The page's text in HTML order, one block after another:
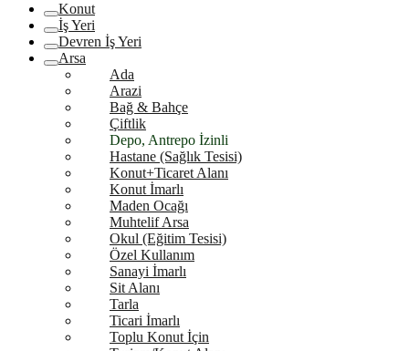
Konut
İş Yeri
Devren İş Yeri
Arsa
Ada
Arazi
Bağ & Bahçe
Çiftlik
Depo, Antrepo İzinli
Hastane (Sağlık Tesisi)
Konut+Ticaret Alanı
Konut İmarlı
Maden Ocağı
Muhtelif Arsa
Okul (Eğitim Tesisi)
Özel Kullanım
Sanayi İmarlı
Sit Alanı
Tarla
Ticari İmarlı
Toplu Konut İçin